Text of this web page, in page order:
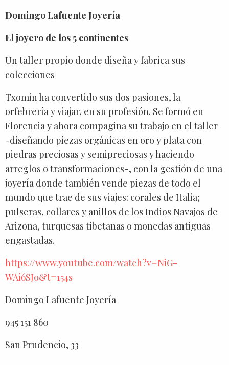
Domingo Lafuente Joyería
El joyero de los 5 continentes
Un taller propio donde diseña y fabrica sus
colecciones
Txomin ha convertido sus dos pasiones, la
orfebrería y viajar, en su profesión. Se formó en
Florencia y ahora compagina su trabajo en el taller
-diseñando piezas orgánicas en oro y plata con
piedras preciosas y semipreciosas y haciendo
arreglos o transformaciones-, con la gestión de una
joyería donde también vende piezas de todo el
mundo que trae de sus viajes: corales de Italia;
pulseras, collares y anillos de los Indios Navajos de
Arizona, turquesas tibetanas o monedas antiguas
engastadas.
https://www.youtube.com/watch?v=NiG-
WAi6SJo&t=154s
Domingo Lafuente Joyería
945 151 860
San Prudencio, 33